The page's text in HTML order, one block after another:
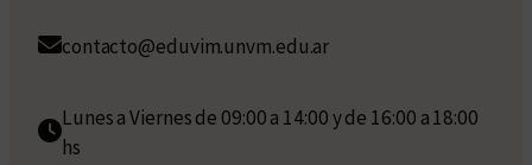
contacto@eduvim.unvm.edu.ar
Lunes a Viernes de 09:00 a 14:00 y de 16:00 a 18:00
hs